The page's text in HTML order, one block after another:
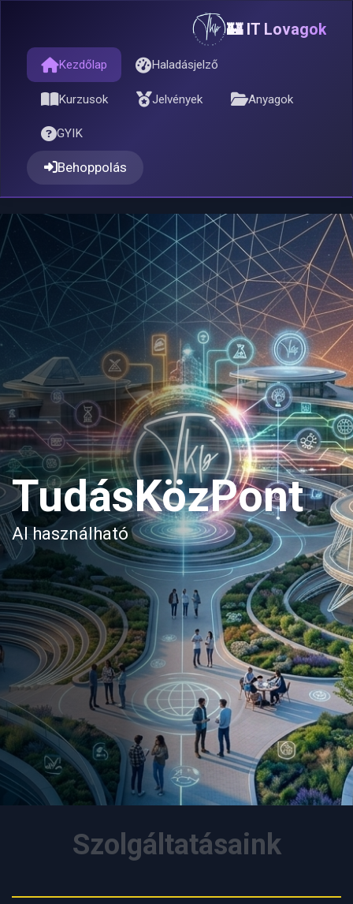
🏰 IT Lovagok
Kezdőlap Haladásjelző
Kurzusok Jelvények Anyagok
GYIK
Behoppolás
TudásKözPont
AI használható
Szolgáltatásaink